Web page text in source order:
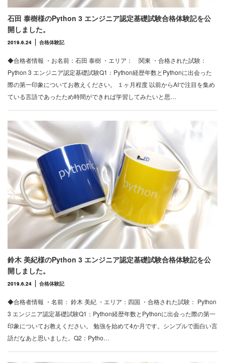
石田 泰樹様のPython 3 エンジニア認定基礎試験合格体験記を公
開しました。
2019.6.24 合格体験記
◆合格者情報 ・お名前：石田 泰樹 ・エリア： 関東 ・合格された試験：
Python 3 エンジニア認定基礎試験Q1：Python経歴年数とPythonに出会った
際の第一印象についてお教えください。 １ヶ月程度 以前からAIで注目を集め
ている言語であったため時間ができれば学習してみたいと思…
鈴木 美紀様のPython 3 エンジニア認定基礎試験合格体験記を公
開しました。
2019.6.24 合格体験記
◆合格者情報 ・名前： 鈴木 美紀 ・エリア：四国 ・合格された試験： Python
3 エンジニア認定基礎試験Q1：Python経歴年数とPythonに出会った際の第一
印象についてお教えください。 勉強を始めて4か月です。シンプルで面白い言
語だなあと思いました。Q2：Pytho…